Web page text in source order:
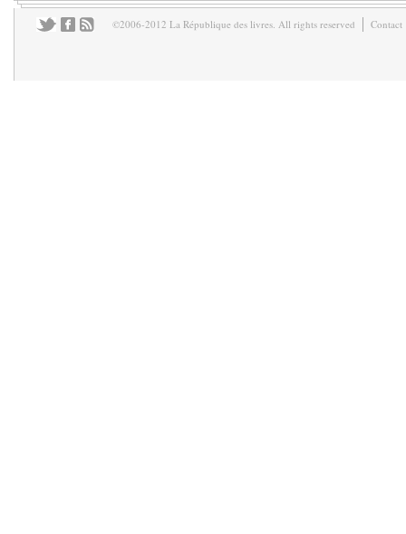
©2006-2012 La République des livres. All rights reserved Contact